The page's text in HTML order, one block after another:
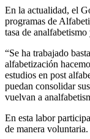
En la actualidad, el
programas de
tasa de
“Se ha trabajado
alfabetización
estudios en post
puedan consolidar
vuelvan a
En esta labor
de manera voluntaria.